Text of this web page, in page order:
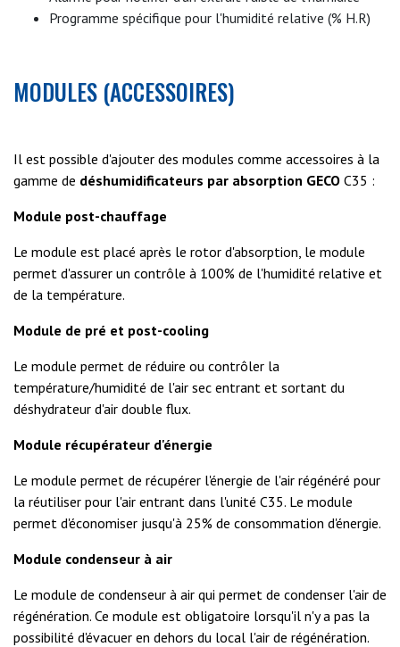
Programme spécifique pour l'humidité relative (% H.R)
MODULES (ACCESSOIRES)
Il est possible d'ajouter des modules comme accessoires à la
gamme de déshumidificateurs par absorption GECO C35 :
Module post-chauffage
Le module est placé après le rotor d'absorption, le module
permet d'assurer un contrôle à 100% de l'humidité relative et
de la température.
Module de pré et post-cooling
Le module permet de réduire ou contrôler la
température/humidité de l'air sec entrant et sortant du
déshydrateur d'air double flux.
Module récupérateur d'énergie
Le module permet de récupérer l'énergie de l'air régénéré pour
la réutiliser pour l'air entrant dans l'unité C35. Le module
permet d'économiser jusqu'à 25% de consommation d'énergie.
Module condenseur à air
Le module de condenseur à air qui permet de condenser l'air de
régénération. Ce module est obligatoire lorsqu'il n'y a pas la
possibilité d'évacuer en dehors du local l'air de régénération.